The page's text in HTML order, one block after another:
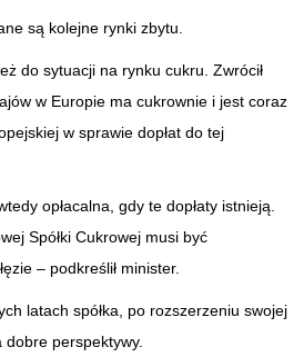
są kolejne rynki zbytu.
do sytuacji na rynku cukru. Zwrócił
w Europie ma cukrownie i jest coraz
w sprawie dopłat do tej
opłacalna, gdy te dopłaty istnieją.
Spółki Cukrowej musi być
– podkreślił minister.
latach spółka, po rozszerzeniu swojej
dobre perspektywy.